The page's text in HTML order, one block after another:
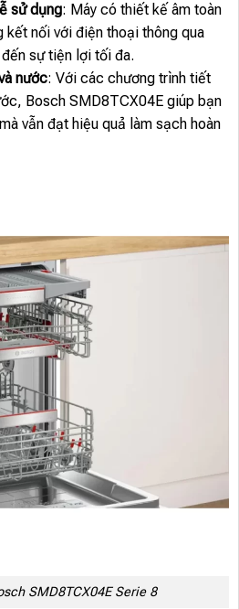
sử dụng: Máy có thiết kế âm toàn
kết nối với điện thoại thông qua
sự tiện lợi tối đa.
nước: Với các chương trình tiết
Bosch SMD8TCX04E giúp bạn
vẫn đạt hiệu quả làm sạch hoàn
SMD8TCX04E Serie 8